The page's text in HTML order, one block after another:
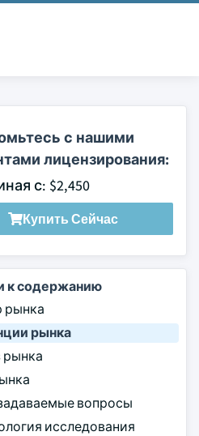
с нашими
лицензирования:
с: $2,450
Купить Сейчас
к содержанию
рынка
рынка
рынка
вопросы
исследования